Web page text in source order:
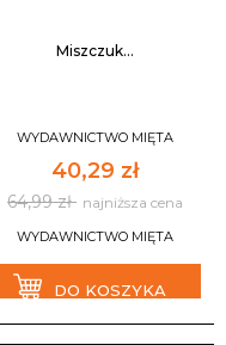
Miszczuk...
WYDAWNICTWO MIĘTA
40,29 zł
64,99 zł najniższa cena
WYDAWNICTWO MIĘTA
DO KOSZYKA